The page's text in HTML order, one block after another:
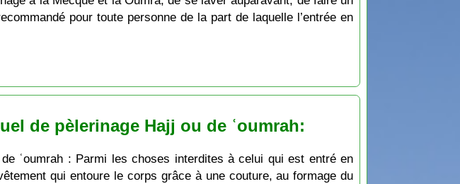
pour toute personne de la part de laquelle l’entrée en
de pèlerinage Hajj ou de ʿoumrah:
ʿoumrah : Parmi les choses interdites à celui qui est entré en
qui entoure le corps grâce à une couture, au formage du